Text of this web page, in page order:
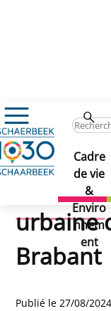
Cadre
de vie
&
Enviro
nnem
ent
Actualités
GO
GO
projet
urbaine
Brabant
GO
de
dans
Publié le 27/08/2024